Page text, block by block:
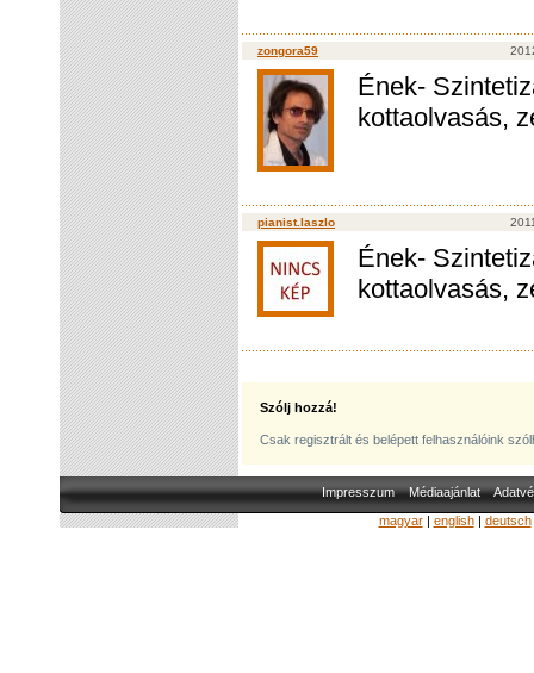
zongora59
Ének-
kottaolvasás,
pianist.laszlo
Ének-
kottaolvasás,
Szólj hozzá!
Csak regisztrált és belépett felhasználóink
Impresszum Médiaajánlat
magyar| english| deutsch